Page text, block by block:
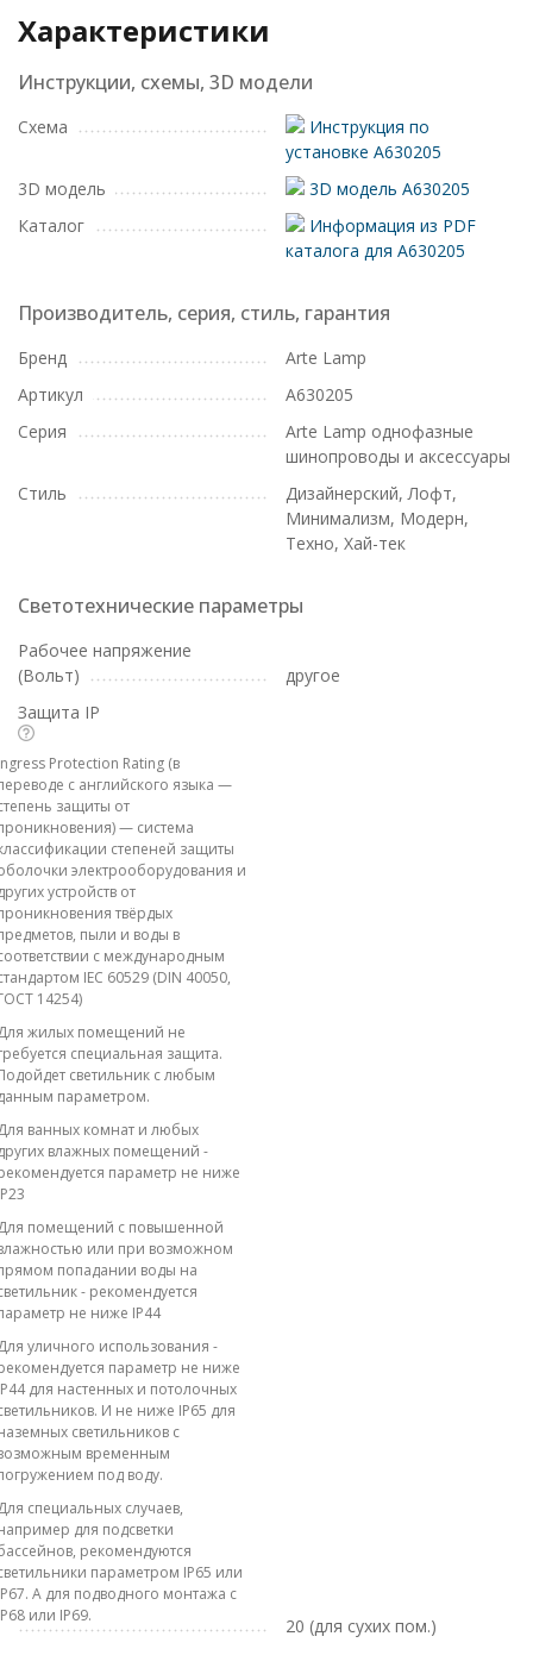
Характеристики
Инструкции, схемы, 3D модели
Схема
Инструкция по
установке A630205
3D модель
3D модель A630205
Каталог
Информация из PDF
каталога для A630205
Производитель, серия, стиль, гарантия
Бренд
Arte Lamp
Артикул
A630205
Серия
Arte Lamp однофазные
шинопроводы и аксессуары
Стиль
Дизайнерский, Лофт,
Минимализм, Модерн,
Техно, Хай-тек
Светотехнические параметры
Рабочее напряжение
(Вольт)
другое
Защита IP
Protection Rating (в
с английского языка —
защиты от
— система
степеней защиты
электрооборудования и
устройств от
твёрдых
пыли и воды в
с международным
IEC 60529 (DIN 40050,
14254)
жилых помещений не
специальная защита.
светильник с любым
параметром.
ванных комнат и любых
влажных помещений -
параметр не ниже
помещений с повышенной
или при возможном
попадании воды на
- рекомендуется
не ниже IP44
уличного использования -
параметр не ниже
для настенных и потолочных
И не ниже IP65 для
светильников с
временным
под воду.
специальных случаев,
для подсветки
рекомендуются
параметром IP65 или
А для подводного монтажа с
или IP69.
20 (для сухих пом.)